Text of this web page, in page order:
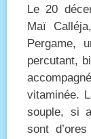
Le 20
Maï
Pergame,
percutant,
vitaminée.
souple, si
sont